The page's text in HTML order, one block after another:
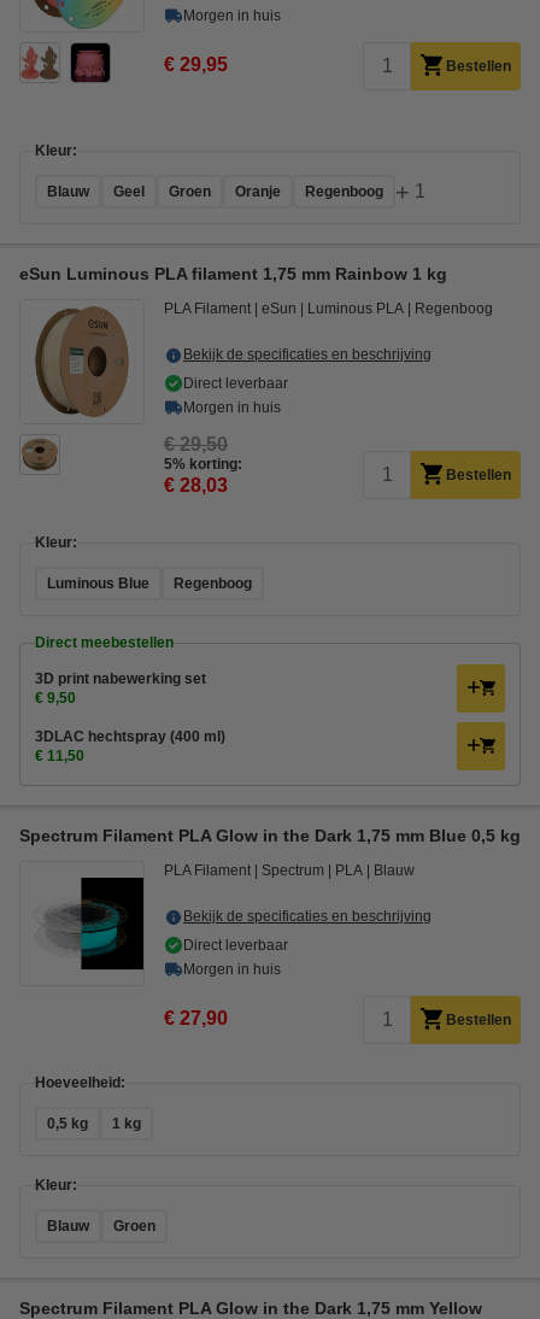
Morgen in huis
€ 29,95 Bestellen
Kleur:
Blauw Geel Groen Oranje Regenboog + 1
eSun Luminous PLA filament 1,75 mm Rainbow 1 kg
PLA Filament eSun Luminous PLA Regenboog
Bekijk de specificaties en beschrijving
Direct leverbaar
Morgen in huis
€ 29,50
5% korting:
€ 28,03 Bestellen
Kleur:
Luminous Blue Regenboog
Direct meebestellen
3D print nabewerking set
€ 9,50
3DLAC hechtspray (400 ml)
€ 11,50
Spectrum Filament PLA Glow in the Dark 1,75 mm Blue 0,5 kg
PLA Filament Spectrum PLA Blauw
Bekijk de specificaties en beschrijving
Direct leverbaar
Morgen in huis
€ 27,90 Bestellen
Hoeveelheid:
0,5 kg 1 kg
Kleur:
Blauw Groen
Spectrum Filament PLA Glow in the Dark 1,75 mm Yellow